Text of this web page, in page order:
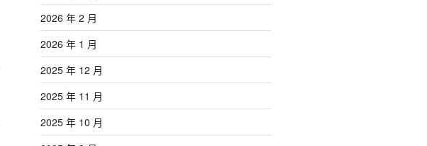
2026 年 2 月
2026 年 1 月
2025 年 12 月
2025 年 11 月
2025 年 10 月